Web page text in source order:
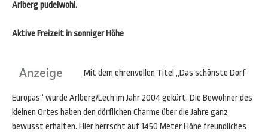
Arlberg pudelwohl.
Aktive Freizeit in sonniger Höhe
Mit dem ehrenvollen Titel „Das schönste Dorf
Europas“ wurde Arlberg/Lech im Jahr 2004 gekürt. Die Bewohner des
kleinen Ortes haben den dörflichen Charme über die Jahre ganz
bewusst erhalten. Hier herrscht auf 1450 Meter Höhe freundliches